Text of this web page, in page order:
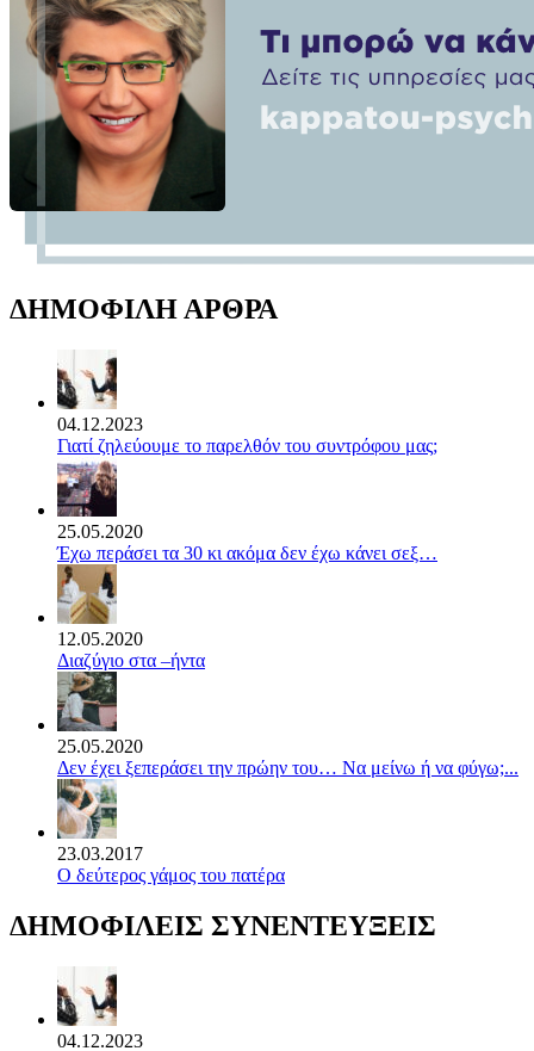
ΔΗΜΟΦΙΛΗ ΑΡΘΡΑ
04.12.2023
Γιατί ζηλεύουμε το παρελθόν του συντρόφου μας;
25.05.2020
Έχω περάσει τα 30 κι ακόμα δεν έχω κάνει σεξ…
12.05.2020
Διαζύγιο στα –ήντα
25.05.2020
Δεν έχει ξεπεράσει την πρώην του… Να μείνω ή να φύγω;...
23.03.2017
Ο δεύτερος γάμος του πατέρα
ΔΗΜΟΦΙΛΕΙΣ ΣΥΝΕΝΤΕΥΞΕΙΣ
04.12.2023